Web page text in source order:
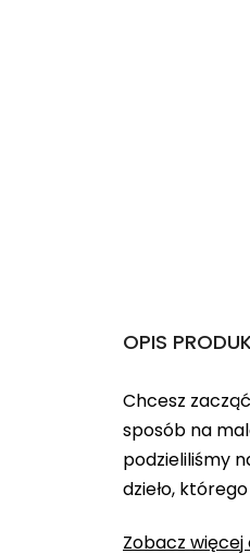
OPIS
Chcesz
sposób na
podzieliliśmy
dzieło,
Zobacz